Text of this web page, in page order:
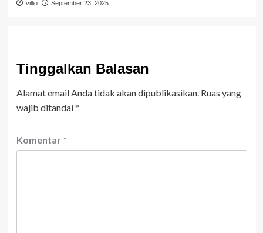
villio September 23, 2025
Tinggalkan Balasan
Alamat email Anda tidak akan dipublikasikan. Ruas yang
wajib ditandai*
Komentar *